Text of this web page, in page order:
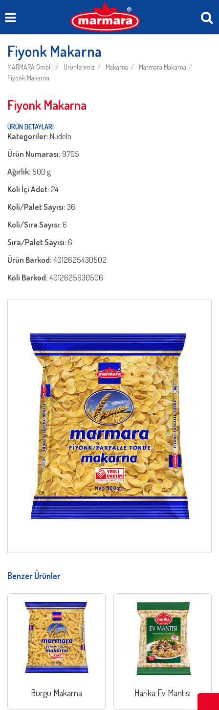
Fiyonk Makarna
MARMARA GmbH Ürünlerimiz Makarna
Marmara Makarna
Fiyonk Makarna
Fiyonk Makarna
ÜRÜN DETAYLARI
Kategoriler:Nudeln
Ürün Numarası:9705
Ağırlık: 500 g
Koli İçi Adet:24
Koli/Palet Sayısı:36
Koli/Sıra Sayısı:6
Sıra/Palet Sayısı:6
Ürün Barkod:4012625430502
Koli Barkod:4012625630506
Benzer Ürünler
Burgu Makarna Harika Ev Mantısı